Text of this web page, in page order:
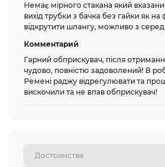
Немає мірного стакана який
вихід трубки з бачка без гайки як на
відкрутити шлангу, можливо з
Комментарий
Гарний обприскувач, після
чудово, повністю задоволений! В
Ремені раджу відрегулювати та
вискочили та не впав обприскувач!